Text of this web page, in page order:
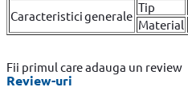
Caracteristici generale
Tip
Material
Fii primul care adauga un review
Review-uri